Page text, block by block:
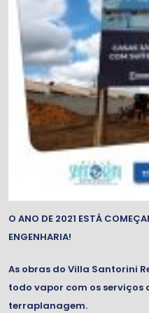
O ANO DE 2021 ESTÁ
ENGENHARIA!
As obras do Villa Santorini
todo vapor com os serviços
terraplanagem.